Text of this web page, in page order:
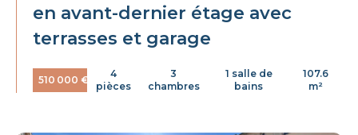
en avant-dernier étage avec
terrasses et garage
510 000 €
4
pièces
3
chambres
1 salle de
bains
107.6
m²